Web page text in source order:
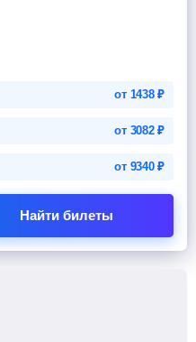
от 1438₽
от 3082₽
от 9340₽
Найти билеты